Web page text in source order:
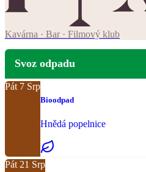
Kavárna · Bar · Filmový klub
Svoz odpadu
Pát 7 Srp
Bioodpad
Hnědá popelnice
Pát 21 Srp